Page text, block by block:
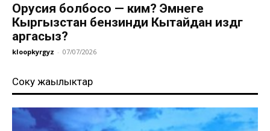
Орусия болбосо — ким? Эмнеге
Кыргызстан бензинди Кытайдан издөөгө
аргасыз?
kloopkyrgyz - 07/07/2026
Соңку жаңылыктар